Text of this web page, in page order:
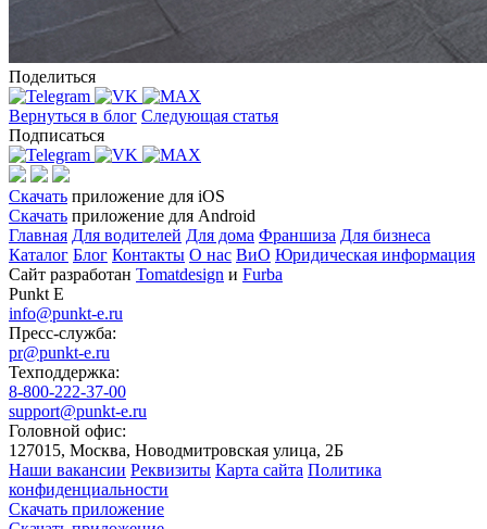
Поделиться
Вернуться в блог Следующая статья
Подписаться
Скачать приложение для iOS
Скачать приложение для Android
Главная Для водителей Для дома Франшиза Для бизнеса
Каталог Блог Контакты О нас ВиО Юридическая информация
Сайт разработан Tomatdesign и Furba
Punkt E
info@punkt-e.ru
Пресс-служба:
pr@punkt-e.ru
Техподдержка:
8-800-222-37-00
support@punkt-e.ru
Головной офис:
127015, Москва, Новодмитровская улица, 2Б
Наши вакансии Реквизиты Карта сайта Политика
конфиденциальности
Скачать приложение